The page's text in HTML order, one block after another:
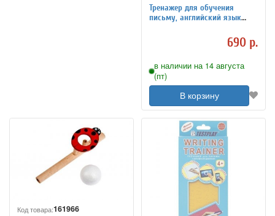
Тренажер для обучения
письму, английский язык
690 р.
в наличии на 14 августа
(пт)
В корзину
Код товара:161966